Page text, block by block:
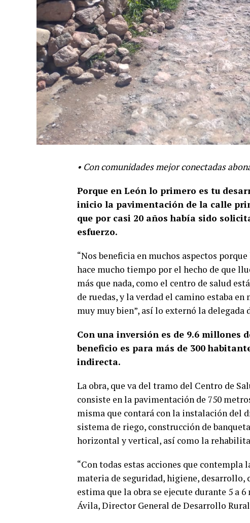
• Con comunidades mejor conectadas
Porque en León lo primero es tu
inicio la pavimentación de la calle
que por casi 20 años había sido
esfuerzo.
“Nos beneficia en muchos aspectos
hace mucho tiempo por el hecho de que
más que nada, como el centro de salud
de ruedas, y la verdad el camino estaba
muy muy bien”, así lo externó la delegada
Con una inversión es de 9.6 millones
beneficio es para más de 300
indirecta.
La obra, que va del tramo del Centro de
consiste en la pavimentación de 750
misma que contará con la instalación del
sistema de riego, construcción de
horizontal y vertical, así como la
“Con todas estas acciones que contempla
materia de seguridad, higiene, desarrollo,
estima que la obra se ejecute durante 5 a
Ávila, Director General de Desarrollo